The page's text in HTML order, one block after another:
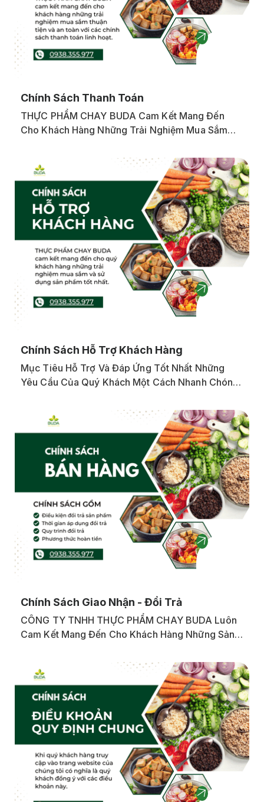
Chính Sách Thanh Toán
THỰC PHẨM CHAY BUDA Cam Kết Mang Đến
Cho Khách Hàng Những Trải Nghiệm Mua Sắm
Thanh Toán Linh Hoạt. Dưới Đây Là Chi Tiết Về
Các Phương Thức Thanh Toán Tại Buda Food:
Chính Sách Hỗ Trợ Khách Hàng
Mục Tiêu Hỗ Trợ Và Đáp Ứng Tốt Nhất Những
Yêu Cầu Của Quý Khách Một Cách Nhanh Chóng
Nại Về Chất Lượng Sản Phẩm.
Chính Sách Giao Nhận - Đổi Trả
CÔNG TY TNHH THỰC PHẨM CHAY BUDA Luôn
Cam Kết Mang Đến Cho Khách Hàng Những Sản
Đảm Bảo Vệ Sinh. Để Bảo Vệ Quyền Lợi Của
Khách Hàng, Chúng Tôi Áp Dụng Chính Sách Đổi
Trả Như Sau: